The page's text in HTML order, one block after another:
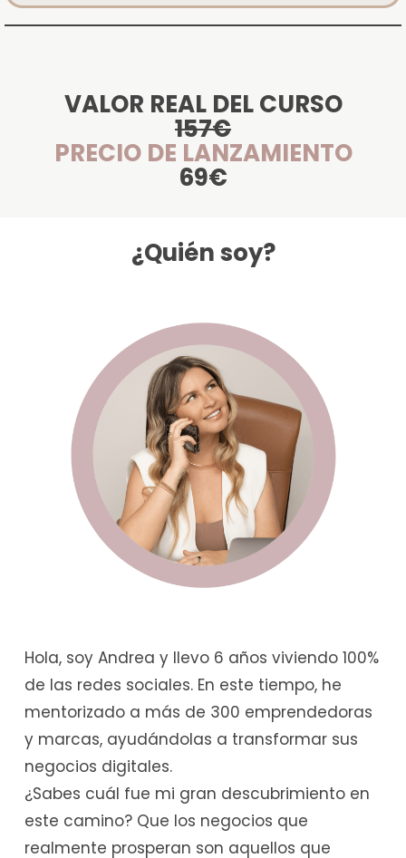
VALOR REAL DEL CURSO
157€
PRECIO DE LANZAMIENTO
69€
¿Quién soy?
Hola, soy Andrea y llevo 6 años viviendo 100%
de las redes sociales. En este tiempo, he
mentorizado a más de 300 emprendedoras
y marcas, ayudándolas a transformar sus
negocios digitales.
¿Sabes cuál fue mi gran descubrimiento en
este camino? Que los negocios que
realmente prosperan son aquellos que